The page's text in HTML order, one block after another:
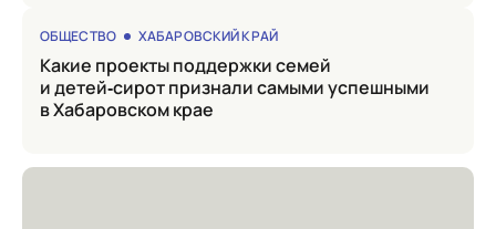
ОБЩЕСТВО ХАБАРОВСКИЙ КРАЙ
Какие проекты поддержки семей
и детей‑сирот признали самыми успешными
в Хабаровском крае